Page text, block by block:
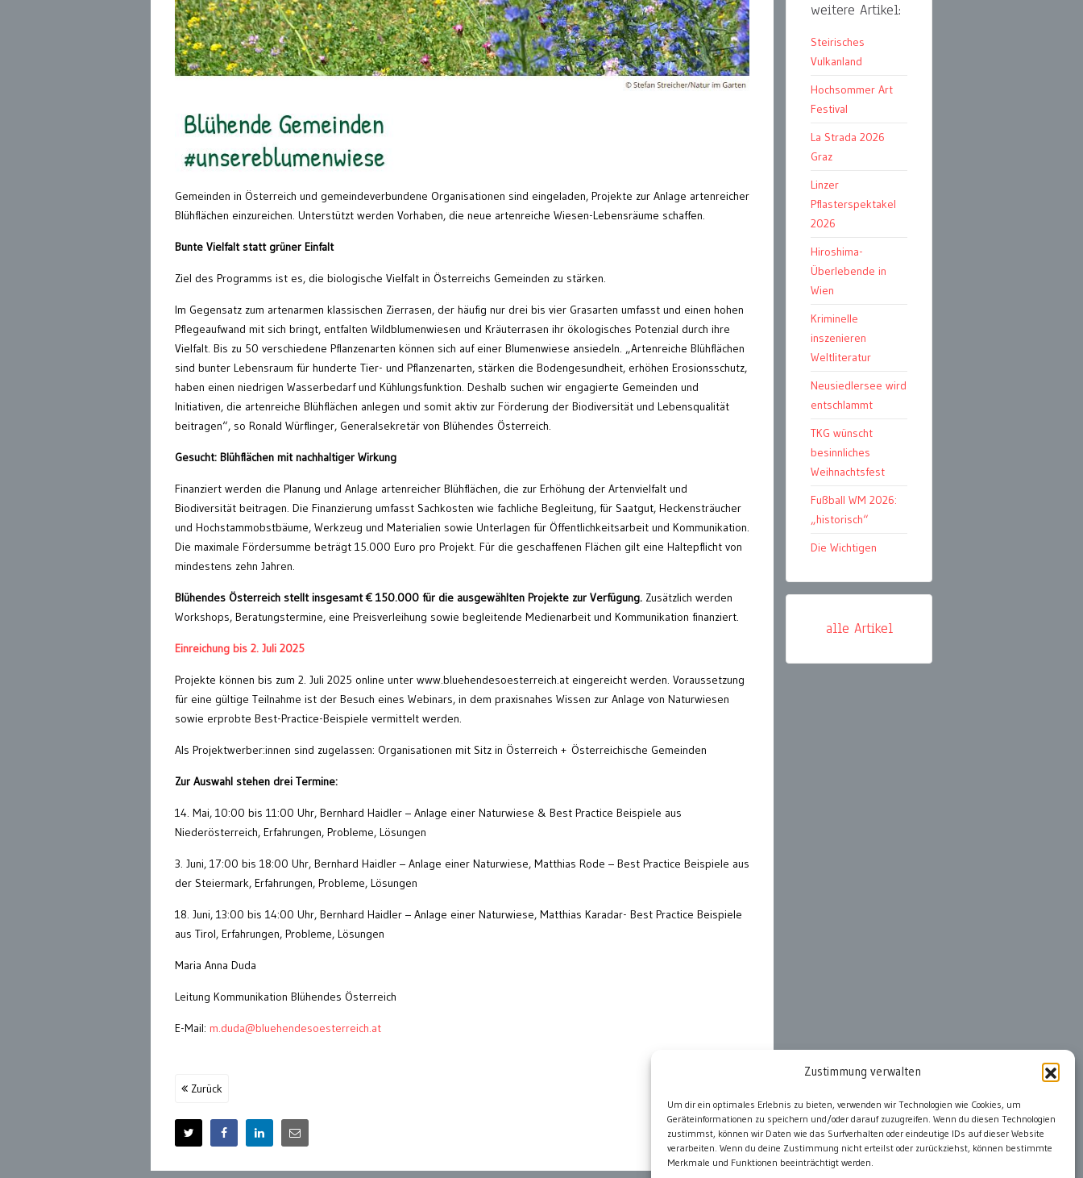
Zustimmung verwalten
Um dir ein optimales Erlebnis zu bieten, verwenden wir Technologien wie Cookies, um
Geräteinformationen zu speichern und/oder darauf zuzugreifen. Wenn du diesen Technologien
zustimmst, können wir Daten wie das Surfverhalten oder eindeutige IDs auf dieser Website
verarbeiten. Wenn du deine Zustimmung nicht erteilst oder zurückziehst, können bestimmte
Merkmale und Funktionen beeinträchtigt werden.
Gemeinden in Österreich und gemeindeverbundene Organisationen sind eingeladen, Projekte zur Anlage artenreicher
Blühflächen einzureichen. Unterstützt werden Vorhaben, die neue artenreiche Wiesen-Lebensräume schaffen.
Bunte Vielfalt statt grüner Einfalt
Ziel des Programms ist es, die biologische Vielfalt in Österreichs Gemeinden zu stärken.
Im Gegensatz zum artenarmen klassischen Zierrasen, der häufig nur drei bis vier Grasarten umfasst und einen hohen
Pflegeaufwand mit sich bringt, entfalten Wildblumenwiesen und Kräuterrasen ihr ökologisches Potenzial durch ihre
Vielfalt. Bis zu 50 verschiedene Pflanzenarten können sich auf einer Blumenwiese ansiedeln. „Artenreiche Blühflächen
sind bunter Lebensraum für hunderte Tier- und Pflanzenarten, stärken die Bodengesundheit, erhöhen Erosionsschutz,
haben einen niedrigen Wasserbedarf und Kühlungsfunktion. Deshalb suchen wir engagierte Gemeinden und
Initiativen, die artenreiche Blühflächen anlegen und somit aktiv zur Förderung der Biodiversität und Lebensqualität
beitragen“, so Ronald Würflinger, Generalsekretär von Blühendes Österreich.
Gesucht: Blühflächen mit nachhaltiger Wirkung
Finanziert werden die Planung und Anlage artenreicher Blühflächen, die zur Erhöhung der Artenvielfalt und
Biodiversität beitragen. Die Finanzierung umfasst Sachkosten wie fachliche Begleitung, für Saatgut, Heckensträucher
und Hochstammobstbäume, Werkzeug und Materialien sowie Unterlagen für Öffentlichkeitsarbeit und Kommunikation.
Die maximale Fördersumme beträgt 15.000 Euro pro Projekt. Für die geschaffenen Flächen gilt eine Haltepflicht von
mindestens zehn Jahren.
Blühendes Österreich stellt insgesamt € 150.000 für die ausgewählten Projekte zur Verfügung. Zusätzlich werden
Workshops, Beratungstermine, eine Preisverleihung sowie begleitende Medienarbeit und Kommunikation finanziert.
Einreichung bis 2. Juli 2025
Projekte können bis zum 2. Juli 2025 online unter www.bluehendesoesterreich.at eingereicht werden. Voraussetzung
für eine gültige Teilnahme ist der Besuch eines Webinars, in dem praxisnahes Wissen zur Anlage von Naturwiesen
sowie erprobte Best-Practice-Beispiele vermittelt werden.
Als Projektwerber:innen sind zugelassen: Organisationen mit Sitz in Österreich + Österreichische Gemeinden
Zur Auswahl stehen drei Termine:
14. Mai, 10:00 bis 11:00 Uhr, Bernhard Haidler – Anlage einer Naturwiese & Best Practice Beispiele aus
Niederösterreich, Erfahrungen, Probleme, Lösungen
3. Juni, 17:00 bis 18:00 Uhr, Bernhard Haidler – Anlage einer Naturwiese, Matthias Rode – Best Practice Beispiele aus
der Steiermark, Erfahrungen, Probleme, Lösungen
18. Juni, 13:00 bis 14:00 Uhr, Bernhard Haidler – Anlage einer Naturwiese, Matthias Karadar- Best Practice Beispiele
aus Tirol, Erfahrungen, Probleme, Lösungen
Maria Anna Duda
Leitung Kommunikation Blühendes Österreich
E-Mail: m.duda@bluehendesoesterreich.at
Zurück
weitere Artikel:
Steirisches
Vulkanland
Hochsommer Art
Festival
La Strada 2026
Graz
Linzer
Pflasterspektakel
2026
Hiroshima-
Überlebende in
Wien
Kriminelle
inszenieren
Weltliteratur
Neusiedlersee wird
entschlammt
TKG wünscht
besinnliches
Weihnachtsfest
Fußball WM 2026:
„historisch“
Die Wichtigen
alle Artikel